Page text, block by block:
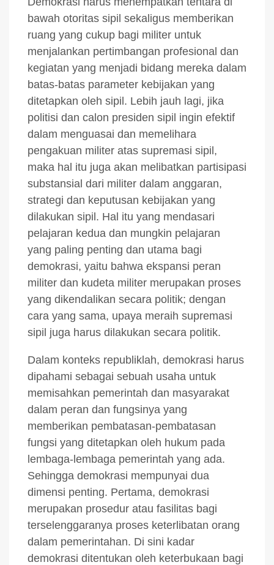
bawah otoritas sipil sekaligus memberikan
ruang yang cukup bagi militer untuk
menjalankan pertimbangan profesional dan
kegiatan yang menjadi bidang mereka dalam
batas-batas parameter kebijakan yang
ditetapkan oleh sipil. Lebih jauh lagi, jika
politisi dan calon presiden sipil ingin efektif
dalam menguasai dan memelihara
pengakuan militer atas supremasi sipil,
maka hal itu juga akan melibatkan partisipasi
substansial dari militer dalam anggaran,
strategi dan keputusan kebijakan yang
dilakukan sipil. Hal itu yang mendasari
pelajaran kedua dan mungkin pelajaran
yang paling penting dan utama bagi
demokrasi, yaitu bahwa ekspansi peran
militer dan kudeta militer merupakan proses
yang dikendalikan secara politik; dengan
cara yang sama, upaya meraih supremasi
sipil juga harus dilakukan secara politik.
Dalam konteks republiklah, demokrasi harus
dipahami sebagai sebuah usaha untuk
memisahkan pemerintah dan masyarakat
dalam peran dan fungsinya yang
memberikan pembatasan-pembatasan
fungsi yang ditetapkan oleh hukum pada
lembaga-lembaga pemerintah yang ada.
Sehingga demokrasi mempunyai dua
dimensi penting. Pertama, demokrasi
merupakan prosedur atau fasilitas bagi
terselenggaranya proses keterlibatan orang
dalam pemerintahan. Di sini kadar
demokrasi ditentukan oleh keterbukaan bagi